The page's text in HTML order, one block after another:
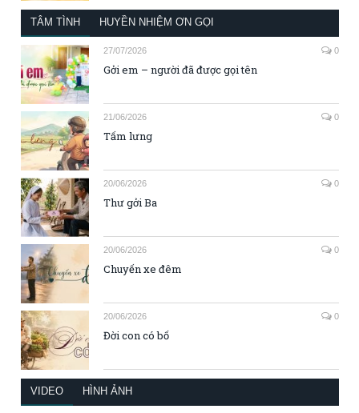
TÂM TÌNH HUYỀN NHIỆM ƠN GỌI
27/07/2026 0
Gởi em – người đã được gọi tên
21/06/2026 0
Tấm lưng
20/06/2026 0
Thư gởi Ba
20/06/2026 0
Chuyến xe đêm
20/06/2026 0
Đời con có bố
VIDEO HÌNH ẢNH